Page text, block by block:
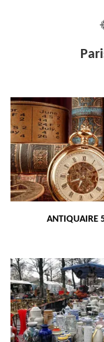
ANTIQUAIRE